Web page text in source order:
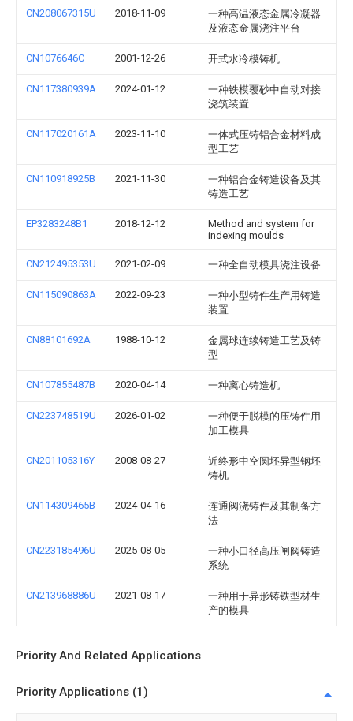
CN208067315U 2018-11-09
一种高温液态金属冷凝器
及液态金属浇注平台
CN1076646C 2001-12-26 开式水冷模铸机
CN117380939A 2024-01-12
一种铁模覆砂中自动对接
浇筑装置
CN117020161A 2023-11-10
一体式压铸铝合金材料成
型工艺
CN110918925B 2021-11-30
一种铝合金铸造设备及其
铸造工艺
EP3283248B1 2018-12-12
Method and system for
indexing moulds
CN212495353U 2021-02-09 一种全自动模具浇注设备
CN115090863A 2022-09-23
一种小型铸件生产用铸造
装置
CN88101692A 1988-10-12
金属球连续铸造工艺及铸
型
CN107855487B 2020-04-14 一种离心铸造机
CN223748519U 2026-01-02
一种便于脱模的压铸件用
加工模具
CN201105316Y 2008-08-27
近终形中空圆坯异型钢坯
铸机
CN114309465B 2024-04-16
连通阀浇铸件及其制备方
法
CN223185496U 2025-08-05
一种小口径高压闸阀铸造
系统
CN213968886U 2021-08-17
一种用于异形铸铁型材生
产的模具
Priority And Related Applications
Priority Applications (1)